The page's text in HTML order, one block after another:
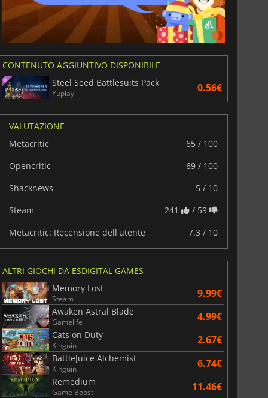
CONTENUTO AGGIUNTIVO DISPONIBILE
Steel Seed Battlesuits Pack
Yuplay 0.56€
VALUTAZIONE
Metacritic
65 / 100
Opencritic
69 / 100
Shacknews
5 / 10
Steam
241
/ 59
Metacritic: Recensione dell'utente
7.3 / 10
ALTRI GIOCHI DA ESDIGITAL GAMES
Memory Lost
Steam 9.99€
Awaken Astral Blade
Gamelife 4.99€
Cats on Duty
Kinguin 2.67€
BattleJuice Alchemist
Kinguin 6.74€
Remedium
Game Boost 11.46€